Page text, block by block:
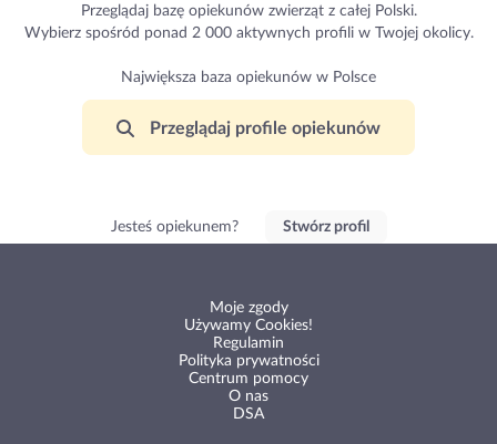
Przeglądaj bazę opiekunów zwierząt z całej Polski.
Wybierz spośród ponad 2 000aktywnych profili w Twojej okolicy.
Największa baza opiekunów w Polsce
Przeglądaj profile opiekunów
Jesteś opiekunem? Stwórz profil
Moje zgody
Używamy Cookies!
Regulamin
Polityka prywatności
Centrum pomocy
O nas
DSA